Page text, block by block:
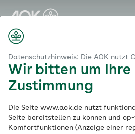
Datenschutzhinweis: Die AOK nutzt
Wir bitten um Ihre
Zustimmung
Die Seite www.aok.de nutzt
Seite bereitstellen zu können und
Komfortfunktionen (Anzeige einer
Zum
Hauptinhalt
springen